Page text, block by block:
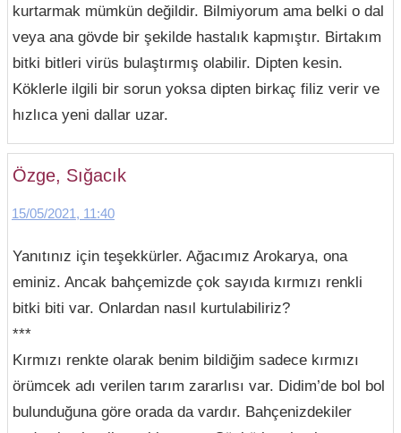
kurtarmak mümkün değildir. Bilmiyorum ama belki o dal
veya ana gövde bir şekilde hastalık kapmıştır. Birtakım
bitki bitleri virüs bulaştırmış olabilir. Dipten kesin.
Köklerle ilgili bir sorun yoksa dipten birkaç filiz verir ve
hızlıca yeni dallar uzar.
Özge, Sığacık
15/05/2021, 11:40
Yanıtınız için teşekkürler. Ağacımız Arokarya, ona
eminiz. Ancak bahçemizde çok sayıda kırmızı renkli
bitki biti var. Onlardan nasıl kurtulabiliriz?
***
Kırmızı renkte olarak benim bildiğim sadece kırmızı
örümcek adı verilen tarım zararlısı var. Didim’de bol bol
bulunduğuna göre orada da vardır. Bahçenizdekiler